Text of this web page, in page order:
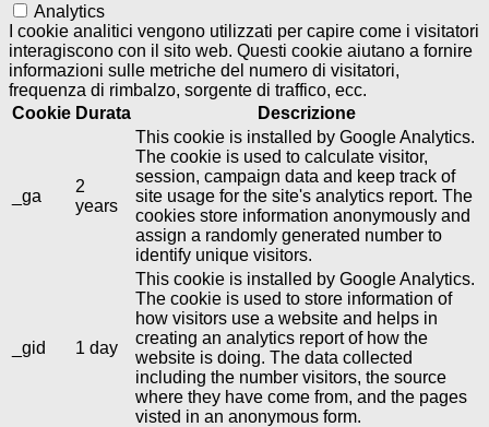
Analytics
I cookie analitici vengono utilizzati per capire come i visitatori
interagiscono con il sito web. Questi cookie aiutano a fornire
informazioni sulle metriche del numero di visitatori,
frequenza di rimbalzo, sorgente di traffico, ecc.
Cookie Durata Descrizione
_ga
2
years
This cookie is installed by Google Analytics.
The cookie is used to calculate visitor,
session, campaign data and keep track of
site usage for the site's analytics report. The
cookies store information anonymously and
assign a randomly generated number to
identify unique visitors.
_gid 1 day
This cookie is installed by Google Analytics.
The cookie is used to store information of
how visitors use a website and helps in
creating an analytics report of how the
website is doing. The data collected
including the number visitors, the source
where they have come from, and the pages
visted in an anonymous form.